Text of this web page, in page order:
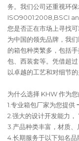
务。我们公司还重视环保
ISO9001:2008,BSCI
您是否正在市场上寻找
为中国的领先品牌，我
的箱包种类繁多，包括
包、西装套等。凭借超
以卓越的工艺和对细节的
为什么选择 KHW 作为
1.专业箱包厂家为您提供
2.强大的设计开发能力，
3.产品种类丰富，材质、
4.长期服务于以下知名品